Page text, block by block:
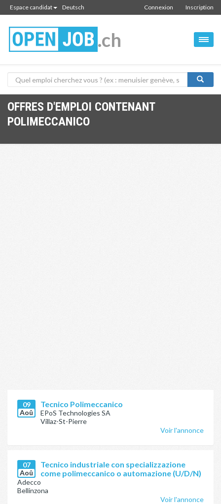
Espace candidat Deutsch Inscription
Connexion
.ch
OFFRES D'EMPLOI CONTENANT
POLIMECCANICO
09
Aoû
Tecnico Polimeccanico
EPoS Technologies SA
Villaz-St-Pierre
Voir l'annonce
07
Aoû
Tecnico industriale con specializzazione
come polimeccanico o automazione (U/D/N)
Adecco
Bellinzona
Voir l'annonce